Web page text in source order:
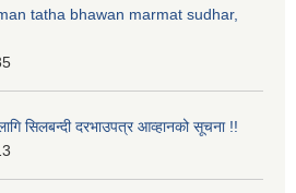
tatha bhawan marmat sudhar,
सिलबन्दी दरभाउपत्र आव्हानको सूचना !!